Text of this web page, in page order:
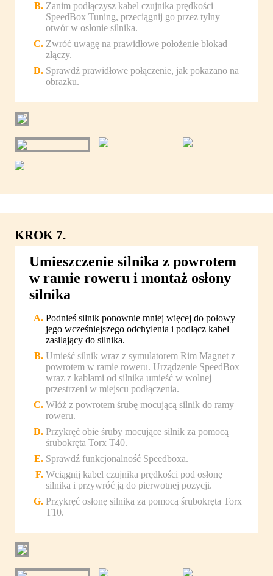
Zanim podłączysz kabel czujnika prędkości
SpeedBox Tuning, przeciągnij go przez tylny
otwór w osłonie silnika.
Zwróć uwagę na prawidłowe położenie blokad
złączy.
Sprawdź prawidłowe połączenie, jak pokazano na
obrazku.
KROK 7.
Umieszczenie silnika z powrotem
w ramie roweru i montaż osłony
silnika
Podnieś silnik ponownie mniej więcej do połowy
jego wcześniejszego odchylenia i podłącz kabel
zasilający do silnika.
Umieść silnik wraz z symulatorem Rim Magnet z
powrotem w ramie roweru. Urządzenie SpeedBox
wraz z kablami od silnika umieść w wolnej
przestrzeni w miejscu podłączenia.
Włóż z powrotem śrubę mocującą silnik do ramy
roweru.
Przykręć obie śruby mocujące silnik za pomocą
śrubokręta Torx T40.
Sprawdź funkcjonalność Speedboxa.
Wciągnij kabel czujnika prędkości pod osłonę
silnika i przywróć ją do pierwotnej pozycji.
Przykręć osłonę silnika za pomocą śrubokręta Torx
T10.